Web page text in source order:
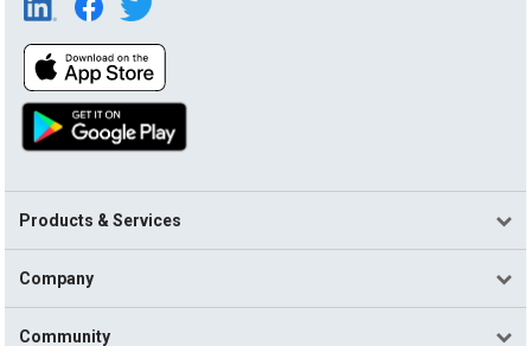
Products & Services
Company
Community